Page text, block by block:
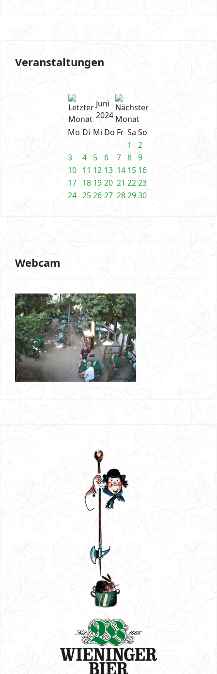
Veranstaltungen
Juni
2024
Mo Di Mi Do Fr Sa So
1
2
3
4 5 6 7 8 9
10 11 12 13 14 15 16
17 18 19 20 21 2223
24 2526 27 282930
Webcam